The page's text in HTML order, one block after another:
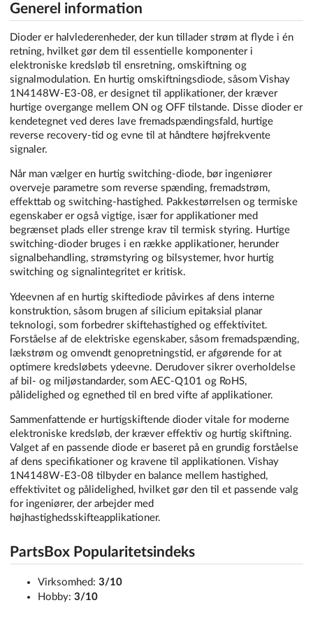
Generel information
Dioder er halvlederenheder, der kun tillader strøm at flyde i én
retning, hvilket gør dem til essentielle komponenter i
elektroniske kredsløb til ensretning, omskiftning og
signalmodulation. En hurtig omskiftningsdiode, såsom Vishay
1N4148W-E3-08, er designet til applikationer, der kræver
hurtige overgange mellem ON og OFF tilstande. Disse dioder er
kendetegnet ved deres lave fremadspændingsfald, hurtige
reverse recovery-tid og evne til at håndtere højfrekvente
signaler.
Når man vælger en hurtig switching-diode, bør ingeniører
overveje parametre som reverse spænding, fremadstrøm,
effekttab og switching-hastighed. Pakkestørrelsen og termiske
egenskaber er også vigtige, især for applikationer med
begrænset plads eller strenge krav til termisk styring. Hurtige
switching-dioder bruges i en række applikationer, herunder
signalbehandling, strømstyring og bilsystemer, hvor hurtig
switching og signalintegritet er kritisk.
Ydeevnen af en hurtig skiftediode påvirkes af dens interne
konstruktion, såsom brugen af silicium epitaksial planar
teknologi, som forbedrer skiftehastighed og effektivitet.
Forståelse af de elektriske egenskaber, såsom fremadspænding,
lækstrøm og omvendt genopretningstid, er afgørende for at
optimere kredsløbets ydeevne. Derudover sikrer overholdelse
af bil- og miljøstandarder, som AEC-Q101 og RoHS,
pålidelighed og egnethed til en bred vifte af applikationer.
Sammenfattende er hurtigskiftende dioder vitale for moderne
elektroniske kredsløb, der kræver effektiv og hurtig skiftning.
Valget af en passende diode er baseret på en grundig forståelse
af dens specifikationer og kravene til applikationen. Vishay
1N4148W-E3-08 tilbyder en balance mellem hastighed,
effektivitet og pålidelighed, hvilket gør den til et passende valg
for ingeniører, der arbejder med
højhastighedsskifteapplikationer.
PartsBox Popularitetsindeks
Virksomhed: 3/10
Hobby: 3/10